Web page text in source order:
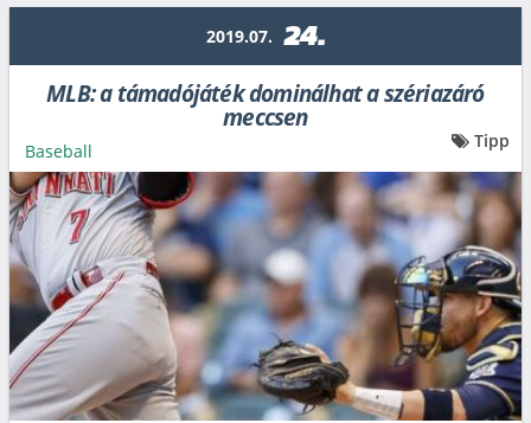
2019.07. 24.
MLB: a támadójáték dominálhat a szériazáró
meccsen
Baseball Tipp